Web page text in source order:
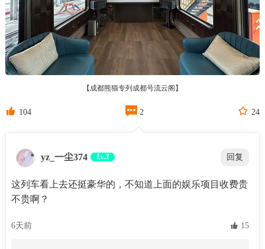
【成都熊猫专列成都号流云阁】
 104  2  24
yz_一尘374 Lv.3 回复
这列车看上去还挺豪华的，不知道上面的娱乐项目收费贵
不贵啊？
6天前  15